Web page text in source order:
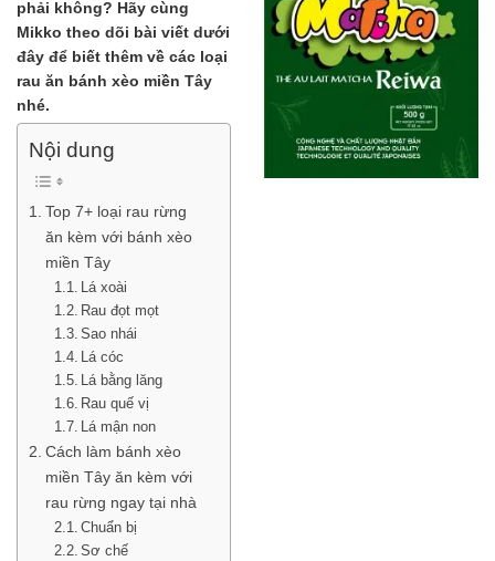
phải không? Hãy cùng
Mikko theo dõi bài viết dưới
đây để biết thêm về các loại
rau ăn bánh xèo miền Tây
nhé.
Nội dung
Top 7+ loại rau rừng
ăn kèm với bánh xèo
miền Tây
Lá xoài
Rau đọt mọt
Sao nhái
Lá cóc
Lá bằng lăng
Rau quế vị
Lá mận non
Cách làm bánh xèo
miền Tây ăn kèm với
rau rừng ngay tại nhà
Chuẩn bị
Sơ chế